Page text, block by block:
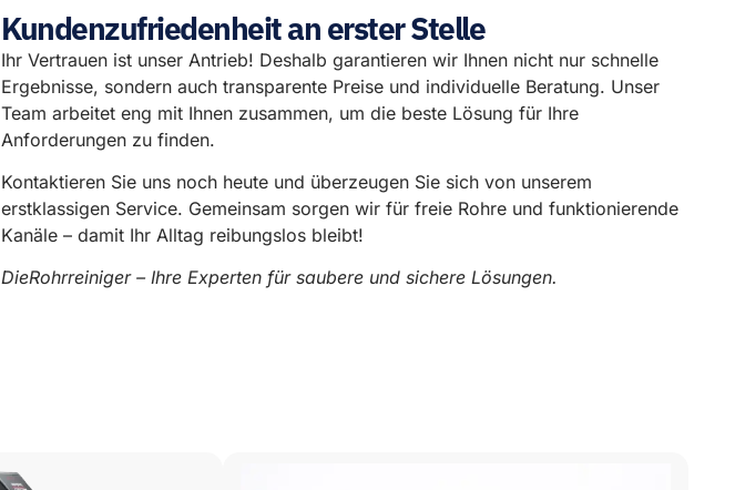
Kundenzufriedenheit an erster Stelle
Ihr Vertrauen ist unser Antrieb! Deshalb garantieren wir Ihnen nicht nur schnelle
Ergebnisse, sondern auch transparente Preise und individuelle Beratung. Unser
Team arbeitet eng mit Ihnen zusammen, um die beste Lösung für Ihre
Anforderungen zu finden.
Kontaktieren Sie uns noch heute und überzeugen Sie sich von unserem
erstklassigen Service. Gemeinsam sorgen wir für freie Rohre und funktionierende
Kanäle – damit Ihr Alltag reibungslos bleibt!
DieRohrreiniger – Ihre Experten für saubere und sichere Lösungen.